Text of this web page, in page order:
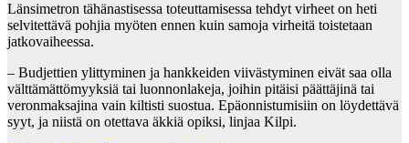
Länsimetron tähänastisessa toteuttamisessa tehdyt virheet on heti
selvitettävä pohjia myöten ennen kuin samoja virheitä toistetaan
jatkovaiheessa.
– Budjettien ylittyminen ja hankkeiden viivästyminen eivät saa olla
välttämättömyyksiä tai luonnonlakeja, joihin pitäisi päättäjinä tai
veronmaksajina vain kiltisti suostua. Epäonnistumisiin on löydettävä
syyt, ja niistä on otettava äkkiä opiksi, linjaa Kilpi.